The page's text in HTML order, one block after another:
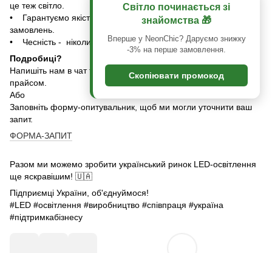
це теж світло.
• Гарантуємо якість продукції та сервісу, швидкість обробки
замовлень.
• Чесність - ніколи не порадимо Вам зайве.
Подробиці?
Напишіть нам в чат та отримайте комерційну пропозицію з
прайсом.
Або
Заповніть форму-опитувальник, щоб ми могли уточнити ваш
запит.
ФОРМА-ЗАПИТ
Разом ми можемо зробити український ринок LED-освітлення
ще яскравішим! 🇺🇦
Підприємці України, об'єднуймося!
#LED #освітлення #виробництво #співпраця #україна
#підтримкабізнесу
Світло починається зі
знайомства 🎁
Вперше у NeonChic? Даруємо знижку
-3% на перше замовлення.
Скопіювати промокод